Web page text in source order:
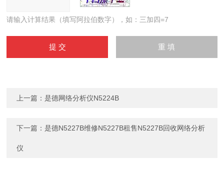
请输入计算结果（填写阿拉伯数字），如：三加四=7
上一篇：是德网络分析仪N5224B
下一篇：是德N5227B维修N5227B租售N5227B回收网络分析
仪